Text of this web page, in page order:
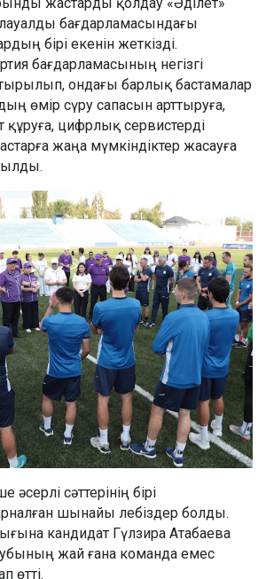
жастарды қолдау «Әділет»
бағдарламасындағы
бірі екенін жеткізді.
бағдарламасының негізгі
ондағы барлық бастамалар
өмір сүру сапасын арттыруға,
құруға, цифрлық сервистерді
жаңа мүмкіндіктер жасауға
сәттерінің бірі
шынайы лебіздер болды.
кандидат Гүлзира Атабаева
жай ғана команда емес
өтті.